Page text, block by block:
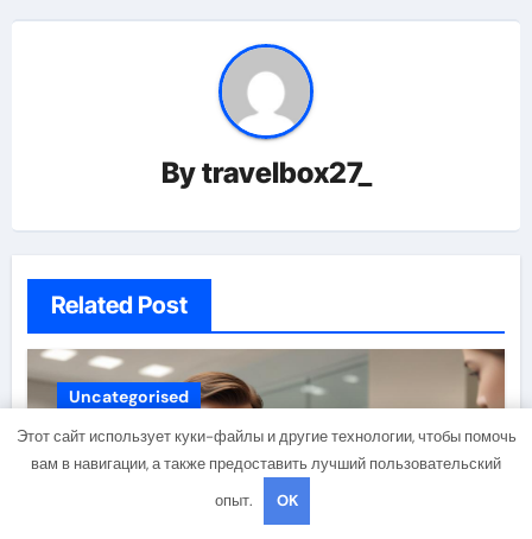
Bytravelbox27_
Related Post
Uncategorised
Этот сайт использует куки-файлы и другие технологии, чтобы помочь
вам в навигации, а также предоставить лучший пользовательский
опыт.
OK